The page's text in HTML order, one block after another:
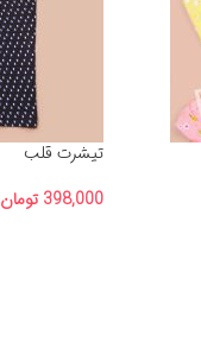
تیشرت قلب
398,000 تومان